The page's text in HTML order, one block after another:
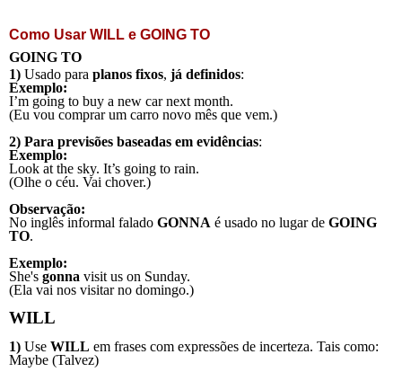
Como Usar WILL e GOING TO
GOING TO
1) Usado para planos fixos, já definidos:
Exemplo:
I’m going to buy a new car next month.
(Eu vou comprar um carro novo mês que vem.)
2) Para previsões baseadas em evidências:
Exemplo:
Look at the sky. It’s going to rain.
(Olhe o céu. Vai chover.)
Observação:
No inglês informal falado GONNA é usado no lugar de GOING
TO.
Exemplo:
She's gonna visit us on Sunday.
(Ela vai nos visitar no domingo.)
WILL
1) Use WILL em frases com expressões de incerteza. Tais como:
Maybe (Talvez)